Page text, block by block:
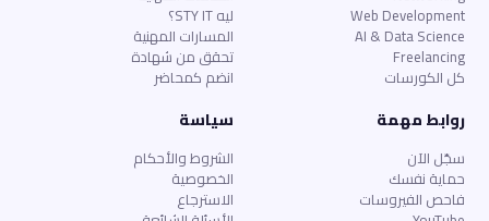
Web Development
AI & Data Science
Freelancing
كل الكورسات
ليه STY IT؟
المسارات المهنية
تحقق من شهادة
انضم كمحاضر
روابط مهمة
سجّل الآن
حماية نفسك
فاحص الفيروسات
سياسة
الشروط والأحكام
الخصوصية
الاسترجاع